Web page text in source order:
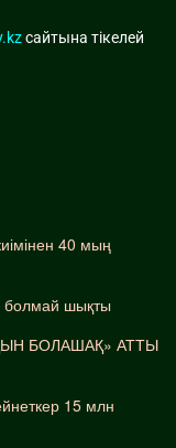
сайтына тікелей
40 мың
болмай шықты
БОЛАШАҚ» АТТЫ
15 млн